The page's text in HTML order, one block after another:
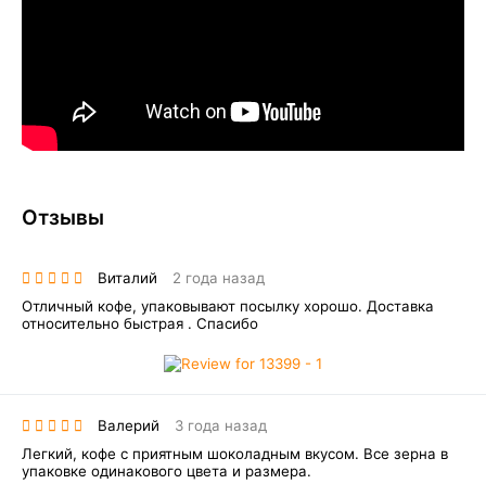
Отзывы
Виталий
2 года назад
Отличный кофе, упаковывают посылку хорошо. Доставка
относительно быстрая . Спасибо
Валерий
3 года назад
Легкий, кофе с приятным шоколадным вкусом. Все зерна в
упаковке одинакового цвета и размера.